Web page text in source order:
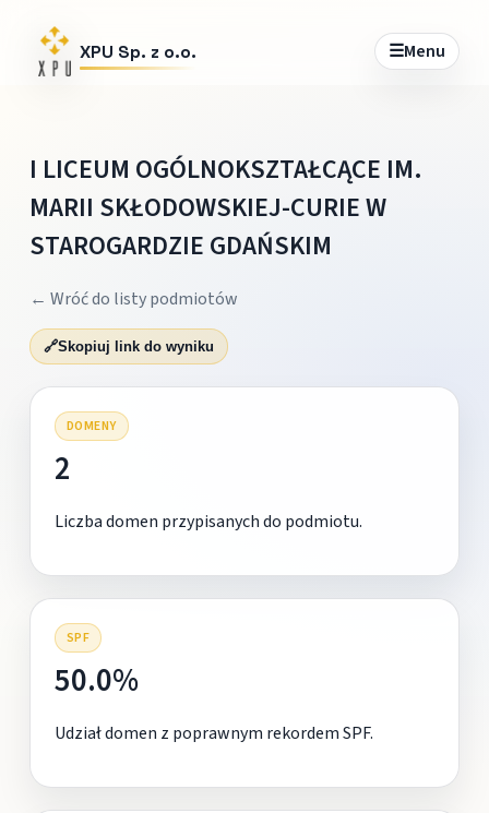
XPU Sp. z o.o. ☰Menu
I LICEUM OGÓLNOKSZTAŁCĄCE IM.
MARII SKŁODOWSKIEJ-CURIE W
STAROGARDZIE GDAŃSKIM
← Wróć do listy podmiotów
🔗Skopiuj link do wyniku
DOMENY
2
Liczba domen przypisanych do podmiotu.
SPF
50.0%
Udział domen z poprawnym rekordem SPF.